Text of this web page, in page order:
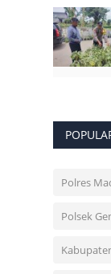
Polres
Polsek